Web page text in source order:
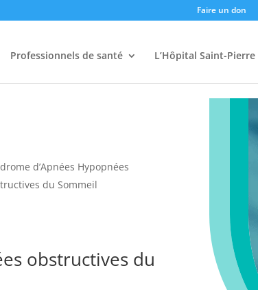
Faire un don
Professionnels de santé L’Hôpital Saint-Pierre
d’Apnées Hypopnées
du Sommeil
obstructives du